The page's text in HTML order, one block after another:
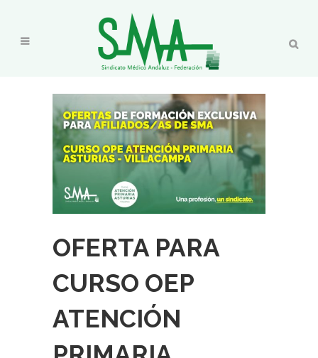
OFERTA PARA
CURSO OEP
ATENCIÓN